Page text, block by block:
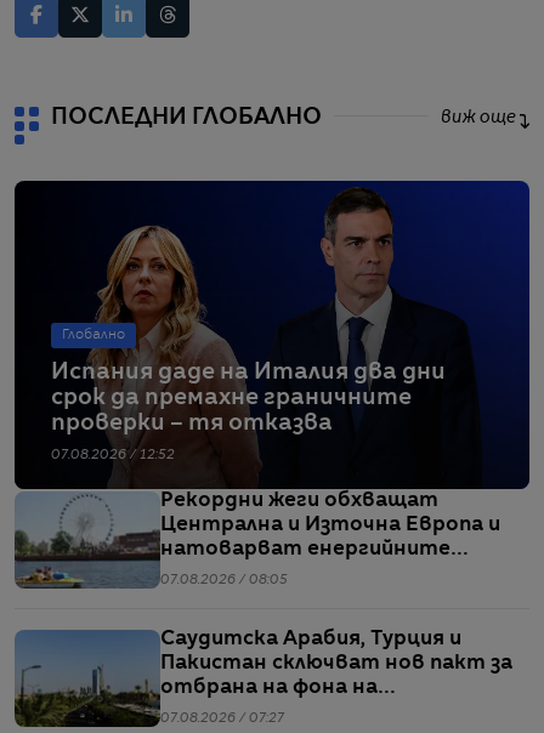
ПОСЛЕДНИ ГЛОБАЛНО виж още
Глобално
Испания даде на Италия два дни
срок да премахне граничните
проверки – тя отказва
07.08.2026 / 12:52
Рекордни жеги обхващат
Централна и Източна Европа и
натоварват енергийните
системи
07.08.2026 / 08:05
Саудитска Арабия, Турция и
Пакистан сключват нов пакт за
отбрана на фона на
напрежението между САЩ и Иран
07.08.2026 / 07:27